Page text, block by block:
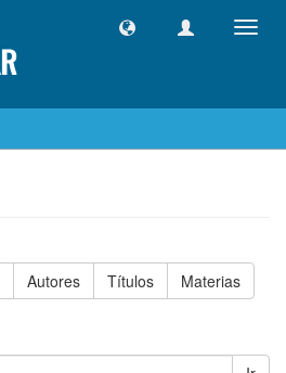
Autores Títulos Materias